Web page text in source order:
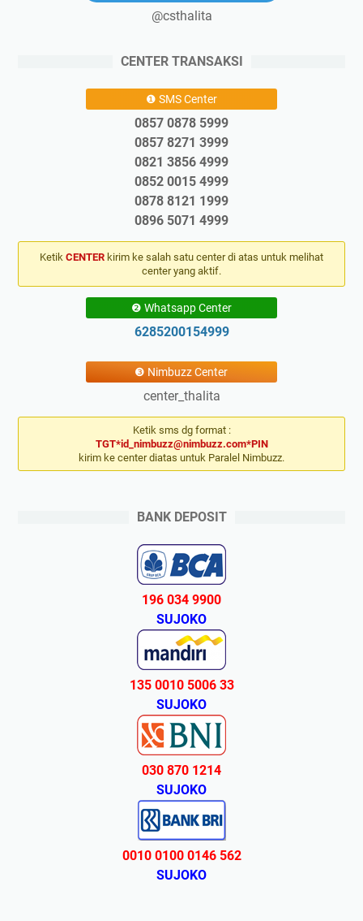
@csthalita
CENTER TRANSAKSI
❶ SMS Center
0857 0878 5999
0857 8271 3999
0821 3856 4999
0852 0015 4999
0878 8121 1999
0896 5071 4999
Ketik CENTER kirim ke salah satu center di atas untuk melihat
center yang aktif.
❷ Whatsapp Center
6285200154999
❸ Nimbuzz Center
center_thalita
Ketik sms dg format :
TGT*id_nimbuzz@nimbuzz.com*PIN
kirim ke center diatas untuk Paralel Nimbuzz.
BANK DEPOSIT
196 034 9900
SUJOKO
135 0010 5006 33
SUJOKO
030 870 1214
SUJOKO
0010 0100 0146 562
SUJOKO